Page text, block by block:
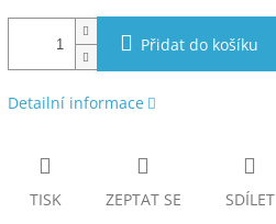
Přidat do košíku
Detailní informace
TISK ZEPTAT SE SDÍLET